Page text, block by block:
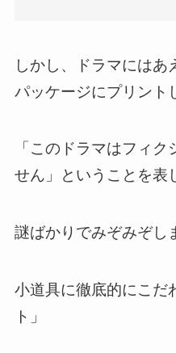
しかし、ドラマにはあ
パッケージにプリント
「このドラマはフィ
せん」ということを表
謎ばかりでみぞみぞし
小道具に徹底的にこだ
ト」